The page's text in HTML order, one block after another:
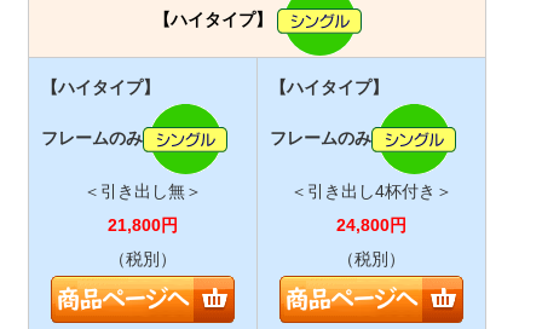
【ハイタイプ】
【ハイタイプ】
フレームのみ
＜引き出し無＞
21,800円
（税別）
【ハイタイプ】
フレームのみ
＜引き出し4杯付き＞
24,800円
（税別）